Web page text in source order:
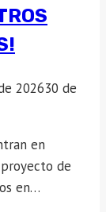
202630 de
en
de
en…